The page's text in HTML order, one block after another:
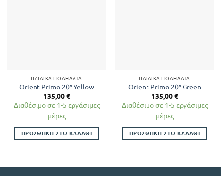
ΠΑΙΔΙΚΆ ΠΟΔΉΛΑΤΑ
Orient Primo 20″ Yellow
135,00€
Διαθέσιμο σε 1-5 εργάσιμες
μέρες
ΠΡΟΣΘΉΚΗ ΣΤΟ ΚΑΛΆΘΙ
ΠΑΙΔΙΚΆ ΠΟΔΉΛΑΤΑ
Orient Primo 20″ Green
135,00€
Διαθέσιμο σε 1-5 εργάσιμες
μέρες
ΠΡΟΣΘΉΚΗ ΣΤΟ ΚΑΛΆΘΙ